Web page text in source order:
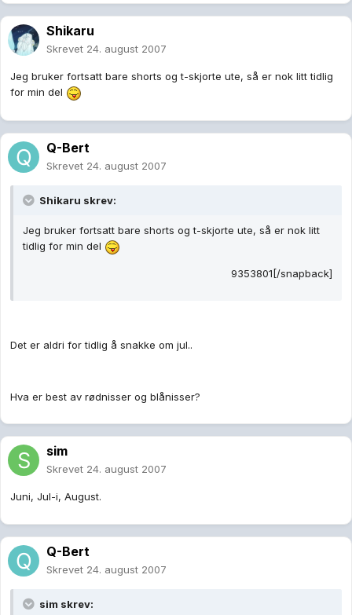
Shikaru
Skrevet 24. august 2007
Jeg bruker fortsatt bare shorts og t-skjorte ute, så er nok litt tidlig
for min del
Q-Bert
Skrevet 24. august 2007
Shikaru skrev:
Jeg bruker fortsatt bare shorts og t-skjorte ute, så er nok litt
tidlig for min del
9353801[/snapback]
Det er aldri for tidlig å snakke om jul..
Hva er best av rødnisser og blånisser?
sim
Skrevet 24. august 2007
Juni, Jul-i, August.
Q-Bert
Skrevet 24. august 2007
sim skrev: